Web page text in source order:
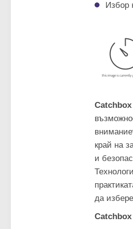
Избор
край на
и
да